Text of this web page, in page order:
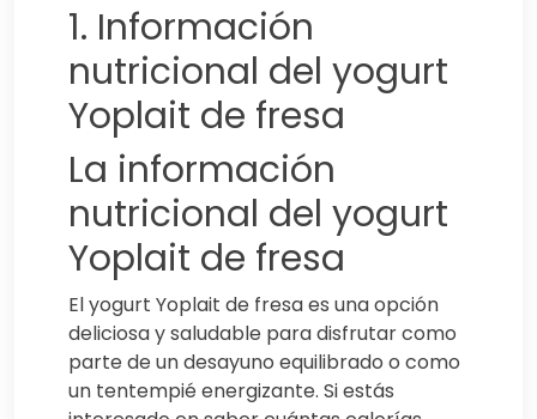
1. Información
nutricional del yogurt
Yoplait de fresa
La información
nutricional del yogurt
Yoplait de fresa
El yogurt Yoplait de fresa es una opción
deliciosa y saludable para disfrutar como
parte de un desayuno equilibrado o como
un tentempié energizante. Si estás